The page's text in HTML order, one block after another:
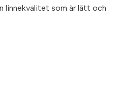
linnekvalitet som är lätt och